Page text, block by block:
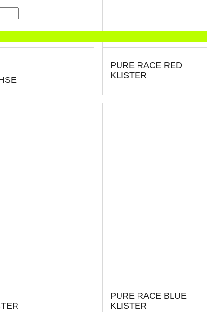
PURE RACE RED
KLISTER
PURE RACE BLUE
KLISTER